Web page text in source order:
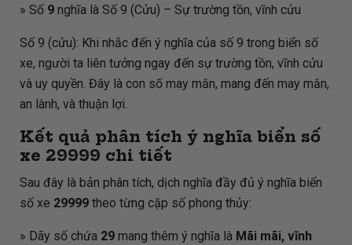
» Số 9nghĩa là Số 9 (Cửu) – Sự trường tồn, vĩnh cửu
Số 9 (cửu): Khi nhắc đến ý nghĩa của số 9 trong biển số
xe, người ta liên tưởng ngay đến sự trường tồn, vĩnh cửu
và uy quyền. Đây là con số may mắn, mang đến may mắn,
an lành, và thuận lợi.
Kết quả phân tích ý nghĩa biển số
xe 29999 chi tiết
Sau đây là bản phân tích, dịch nghĩa đầy đủ ý nghĩa biển
số xe 29999theo từng cặp số phong thủy:
» Dãy số chứa 29mang thêm ý nghĩa là Mãi mãi, vĩnh